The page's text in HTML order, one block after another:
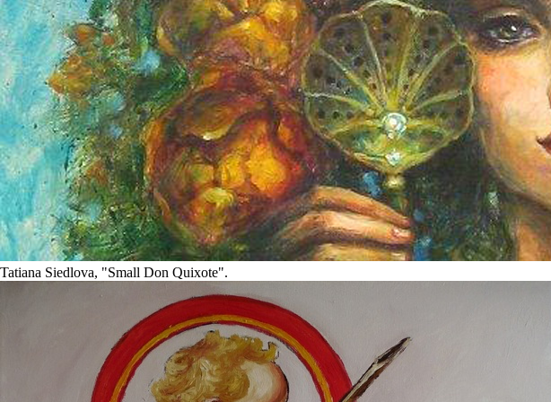
Tatiana Siedlova, "Small Don Quixote".